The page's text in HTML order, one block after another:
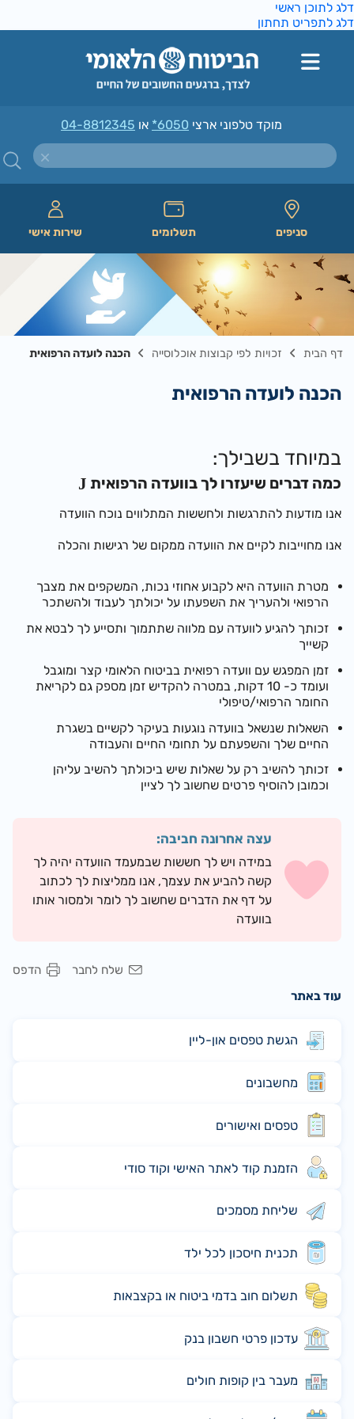
לתוכן ראשי
לתפריט תחתון
מוקד טלפוני ארצי*6050או04-8812345
סניפים תשלומים שירות אישי
דף הבית זכויות לפי קבוצות אוכלוסייה הכנה לועדה הרפואית
הכנה לועדה הרפואית
​במיוחד בשבילך:
כמה דברים שיעזרו לך בוועדה הרפואיתJ
אנו מודעות להתרגשות ולחששות המתלווים נוכח הוועדה
אנו מחוייבות לקיים את הוועדה ממקום של רגישות והכלה
מ
טרת הוועדה היא לקבוע אחוזי נכות, המשקפים את מצבך
הרפואי ולהעריך את השפעתו על יכולתך לעבוד ולהשתכר
זכותך להגיע לוועדה עם מלווה שתתמוך ותסייע לך לבטא את
קשייך
ז
מן המפגש עם וועדה רפואית בביטוח הלאומי קצר ומוגבל
ועומד כ- 10 דקות, במטרה להקדיש זמן מספק גם לקריאת
החומר הרפואי/טיפולי
השאלות שנשאל בוועדה נוגעות בעיקר לקשיים בשגרת
החיים שלך והשפעתם על תחומי החיים והעבודה
ז
כותך להשיב רק על שאלות שיש ביכולתך להשיב עליהן
וכמובן להוסיף פרטים שחשוב לך לציין
עצה אחרונה חביבה:
במידה ויש לך חששות שבמעמד הוועדה יהיה לך
קשה להביע את עצמך, אנו ממליצות לך לכתוב
על דף את הדברים שחשוב לך לומר ולמסור אותו
בוועדה
הדפס
שלח לחבר
עוד באתר
הגשת טפסים און-ליין
מחשבונים
טפסים ואישורים
הזמנת קוד לאתר האישי וקוד סודי
שליחת מסמכים
תכנית חיסכון לכל ילד
תשלום חוב בדמי ביטוח או בקצבאות
עדכון פרטי חשבון בנק
מעבר בין קופות חולים